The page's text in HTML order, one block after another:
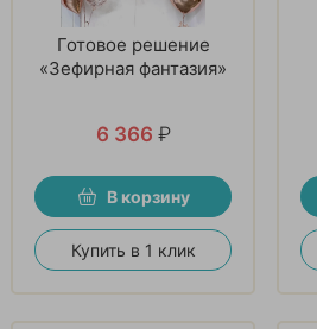
Готовое решение
«Зефирная фантазия»
6 366 ₽
В корзину
Купить в 1 клик